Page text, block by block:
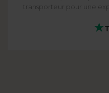
transporteur pour une